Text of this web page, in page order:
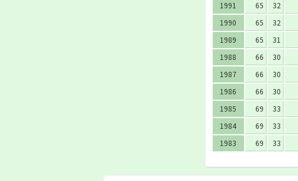
1991
65 32
1990
65 32
1989
65 31
1988
66 30
1987
66 30
1986
66 30
1985
69 33
1984
69 33
1983
69 33